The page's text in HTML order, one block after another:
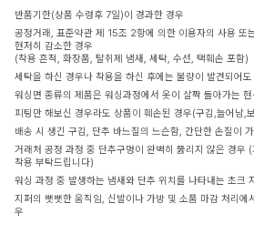
반품기한(상품 수령후 7일)이 경과한 경우
공정거래, 표준약관 제 15조 2항에 의한 이용자의 사용 또
현저히 감소한 경우
(착용 흔적, 화장품, 탈취제 냄새, 세탁, 수선, 택훼손 포함)
세탁을 하신 경우나 착용을 하신 후에는 불량이 발견되어
워싱면 종류의 제품은 워싱과정에서 옷이 살짝 돌아가는
피팅만 해보신 경우라도 상품이 훼손된 경우(구김,늘어남,
배송 시 생긴 구김, 단추 바느질의 느슨함, 간단한 손질이
거래처 공정 과정 중 단추구멍이 완벽히 뚫리지 않은 경우
착용 부탁드립니다)
워싱 과정 중 발생하는 냄새와 단추 위치를 나타내는 초크
지퍼의 뻣뻣한 움직임, 신발이나 가방 및 소품 마감 처리에
우